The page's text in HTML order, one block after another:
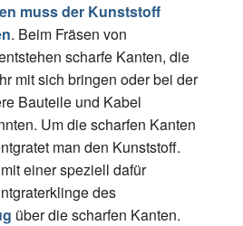
muss der Kunststoff
. Beim Fräsen von
scharfe Kanten, die
mit sich bringen oder bei der
Bauteile und Kabel
Um die scharfen Kanten
man den Kunststoff.
einer speziell dafür
des
über die scharfen Kanten.